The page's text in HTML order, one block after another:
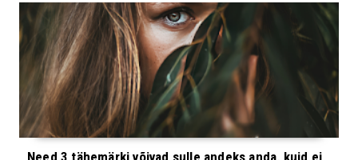
Need 3 tähemärki võivad sulle andeks anda, kuid ei